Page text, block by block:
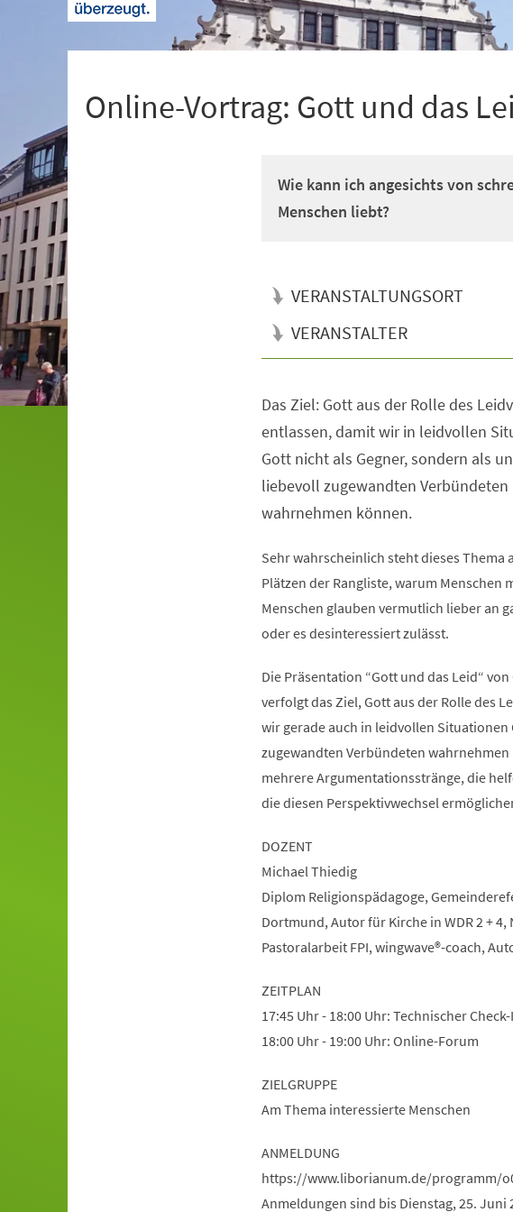
Online-Vortrag: Gott und das
Wie kann ich angesichts von
Menschen liebt?
VERANSTALTUNGSORT
VERANSTALTER
Das Ziel: Gott aus der Rolle des
entlassen, damit wir in leidvollen
Gott nicht als Gegner, sondern als
liebevoll zugewandten Verbündeten
wahrnehmen können.
Sehr wahrscheinlich steht dieses Thema
Plätzen der Rangliste, warum Menschen
Menschen glauben vermutlich lieber an
oder es desinteressiert zulässt.
Die Präsentation “Gott und das Leid“
verfolgt das Ziel, Gott aus der Rolle des
wir gerade auch in leidvollen Situationen
zugewandten Verbündeten
mehrere Argumentationsstränge, die
die diesen Perspektivwechsel
DOZENT
Michael Thiedig
Diplom Religionspädagoge,
Dortmund, Autor für Kirche in WDR 2 +
Pastoralarbeit FPI, wingwave®-coach,
ZEITPLAN
17:45 Uhr - 18:00 Uhr: Technischer
18:00 Uhr - 19:00 Uhr: Online-Forum
ZIELGRUPPE
Am Thema interessierte Menschen
ANMELDUNG
https://www.liborianum.de/programm/
Anmeldungen sind bis Dienstag, 25. Juni